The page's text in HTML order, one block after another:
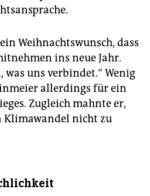
Weihnachtswunsch, dass
ins neue Jahr.
was uns verbindet.“ Wenig
allerdings für ein
Zugleich mahnte er,
Klimawandel nicht zu